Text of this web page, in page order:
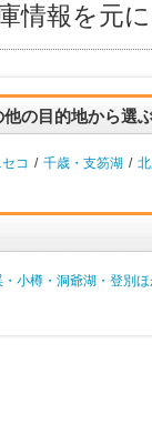
情報を元
の目的地から選
コ / 千歳・支笏湖 /
小樽・洞爺湖・登別